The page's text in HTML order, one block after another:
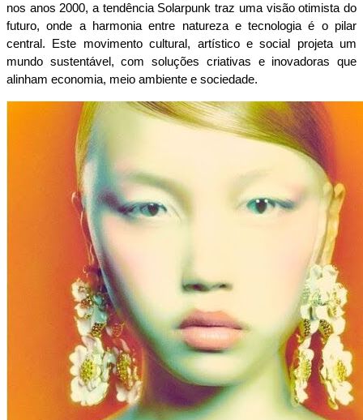
nos anos 2000, a tendência Solarpunk traz uma visão otimista do
futuro, onde a harmonia entre natureza e tecnologia é o pilar
central. Este movimento cultural, artístico e social projeta um
mundo sustentável, com soluções criativas e inovadoras que
alinham economia, meio ambiente e sociedade.